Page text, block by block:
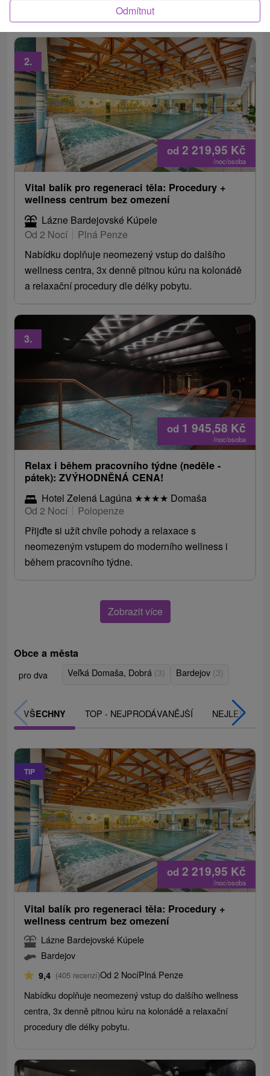
do wellnessu, bazénu i posilovny.
od 2 219,95 Kč
/noc/osoba
2.
Vital balík pro regeneraci těla: Procedury +
wellness centrum bez omezení
Lázne Bardejovské Kúpele
Od 2 Nocí
Plná Penze
Nabídku doplňuje neomezený vstup do dalšího
wellness centra, 3x denně pitnou kúru na kolonádě
a relaxační procedury dle délky pobytu.
od 1 945,58 Kč
/noc/osoba
3.
Relax i během pracovního týdne (neděle -
pátek): ZVÝHODNĚNÁ CENA!
Hotel Zelená Lagúna ★★★★ Domaša
Od 2 Nocí
Polopenze
Přijďte si užít chvíle pohody a relaxace s
neomezeným vstupem do moderního wellness i
během pracovního týdne.
Zobrazit více
Obce a města
pro dva Veľká Domaša, Dobrá (3) Bardejov (3)
VŠECHNY TOP - NEJPRODÁVANĚJŠÍ NEJLEVNĚJŠÍ
TIP
od 2 219,95 Kč
/noc/osoba
Vital balík pro regeneraci těla: Procedury +
wellness centrum bez omezení
Lázne Bardejovské Kúpele
Bardejov
9,4 (405 recenzí)Od 2 NocíPlná Penze
Nabídku doplňuje neomezený vstup do dalšího wellness
centra, 3x denně pitnou kúru na kolonádě a relaxační
procedury dle délky pobytu.
Odmítnut